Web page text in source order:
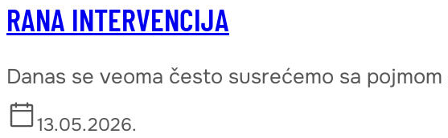
RANA INTERVENCIJA
Danas se veoma često susrećemo sa
13.05.2026.